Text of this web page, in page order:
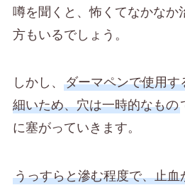
噂を聞くと、怖くてなかなか
方もいるでしょう。
しかし、 ダーマペンで使用す
細いため、穴は一時的なもの
に塞がっていきます。
うっすらと滲む程度で、止血